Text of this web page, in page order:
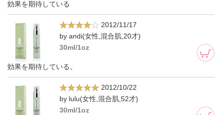
効果を期待している
2012/11/17
by andi(女性,混合肌,20才)
30ml/1oz
効果を期待している。
2012/10/22
by lulu(女性,混合肌,52才)
30ml/1oz